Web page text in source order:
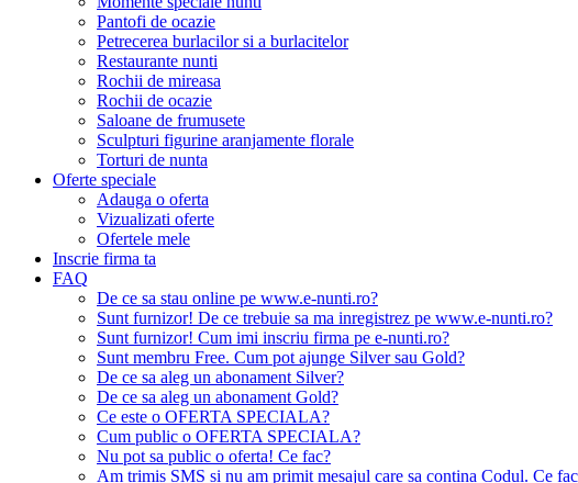
Pantofi de ocazie
Petrecerea burlacilor si a burlacitelor
Restaurante nunti
Rochii de mireasa
Rochii de ocazie
Saloane de frumusete
Sculpturi figurine aranjamente florale
Torturi de nunta
Oferte speciale
Adauga o oferta
Vizualizati oferte
Ofertele mele
Inscrie firma ta
FAQ
De ce sa stau online pe www.e-nunti.ro?
Sunt furnizor! De ce trebuie sa ma inregistrez pe www.e-nunti.ro?
Sunt furnizor! Cum imi inscriu firma pe e-nunti.ro?
Sunt membru Free. Cum pot ajunge Silver sau Gold?
De ce sa aleg un abonament Silver?
De ce sa aleg un abonament Gold?
Ce este o OFERTA SPECIALA?
Cum public o OFERTA SPECIALA?
Nu pot sa public o oferta! Ce fac?
Am trimis SMS si nu am primit mesajul care sa contina Codul. Ce